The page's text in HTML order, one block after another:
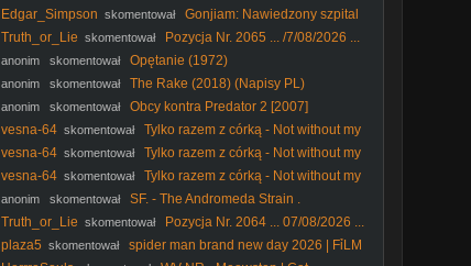
Edgar_Simpson skomentował
Gonjiam: Nawiedzony szpital
(2018) Lektor PL
Truth_or_Lie skomentował Pozycja Nr. 2065 ... /7/08/2026 ...
anonim skomentował Opętanie (1972)
anonim skomentował The Rake (2018) (Napisy PL)
anonim skomentował
Obcy kontra Predator 2 [2007]
[Theatrical Cut][1080p][BDRip][x264][ Lektor PL]
vesna-64 skomentował
Tylko razem z córką - Not without my
daughter (1991) Lektor
vesna-64 skomentował
Tylko razem z córką - Not without my
daughter (1991) Lektor
vesna-64 skomentował
Tylko razem z córką - Not without my
daughter (1991) Lektor
anonim skomentował
SF. - The Andromeda Strain .
Tajemnica. Andromedy. (1971) lektor
Truth_or_Lie skomentował
Pozycja Nr. 2064 ... 07/08/2026 ...
english subtitles Only ...
plaza5 skomentował
spider man brand new day 2026 | FỉLM
W OPỉSỉE